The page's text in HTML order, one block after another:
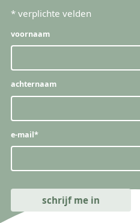
* verplichte velden
voornaam
achternaam
e-mail*